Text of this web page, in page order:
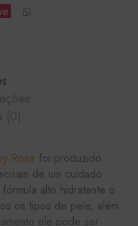
Rose foi produzido
de um cuidado
alto hidratante o
os tipos de pele, além
ele pode ser